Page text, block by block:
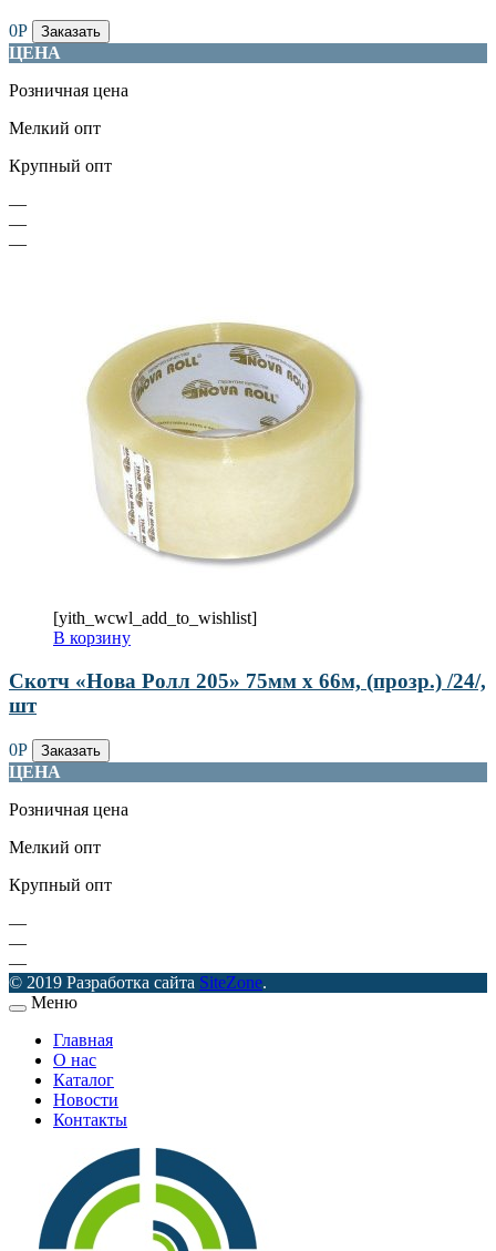
0Р Заказать
ЦЕНА
Розничная цена
Мелкий опт
Крупный опт
—
—
—
[yith_wcwl_add_to_wishlist]
В корзину
Скотч «Нова Ролл 205» 75мм х 66м, (прозр.) /24/,
шт
0Р Заказать
ЦЕНА
Розничная цена
Мелкий опт
Крупный опт
—
—
—
© 2019 Разработка сайта SiteZone.
Меню
Главная
О нас
Каталог
Новости
Контакты